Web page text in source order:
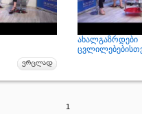
ახალგაზრდები
1